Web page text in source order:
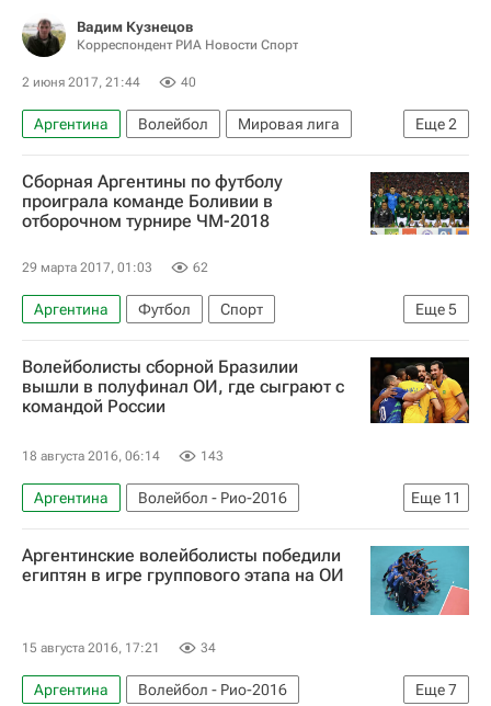
Вадим Кузнецов
Корреспондент РИА Новости Спорт
2 июня 2017, 21:44 40
Еще2
Аргентина Волейбол
Мировая лига
Россия
Денис Бирюков
Сборная Аргентины по футболу
проиграла команде Боливии в
отборочном турнире ЧМ-2018
29 марта 2017, 01:03 62
Еще5
Аргентина Футбол
Спорт
Чемпионат мира 2018 (отборочный турнир, Южная Америка)
Перу
Боливия
Уругвай
Марсело Мартинс Морено
Волейболисты сборной Бразилии
вышли в полуфинал ОИ, где сыграют с
командой России
18 августа 2016, 06:14 143
Еще 11
Аргентина
Волейбол - Рио-2016
Олимпийские игры
Спорт
Волейбол
Рио-2016
Новости - Рио-2016
Италия
Аргентинские волейболисты победили
египтян в игре группового этапа на ОИ
15 августа 2016, 17:21 34
Еще7
Аргентина Волейбол - Рио-2016